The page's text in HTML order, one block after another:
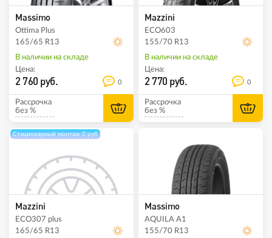
Massimo
Ottima Plus
165/65 R13
В наличии на складе
Цена:
2 760 руб. 0
Рассрочка
без %
Mazzini
ECO603
155/70 R13
В наличии на складе
Цена:
2 770 руб. 0
Рассрочка
без %
Стационарный монтаж 0 руб
Mazzini
ECO307 plus
165/65 R13
Massimo
AQUILA A1
155/70 R13